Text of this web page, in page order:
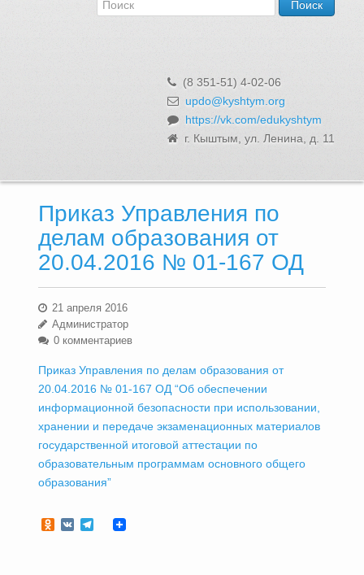
(8 351-51) 4-02-06
updo@kyshtym.org
https://vk.com/edukyshtym
г. Кыштым, ул. Ленина, д. 11
Об Управлении
Муниципальная служба и вакансии
Информационные системы, реестры и банки данных
Закупки для муниципальных нужд
Использование бюджетных средств
Приказ Управления по
делам образования от
20.04.2016 № 01-167 ОД
21 апреля 2016
Администратор
0 комментариев
Приказ Управления по делам образования от
20.04.2016 № 01-167 ОД “Об обеспечении
информационной безопасности при использовании,
хранении и передаче экзаменационных материалов
государственной итоговой аттестации по
образовательным программам основного общего
образования”
Odnoklassniki
VKTelegram